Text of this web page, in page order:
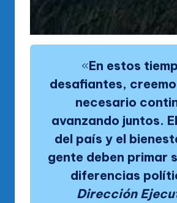
«En estos
desafiantes,
necesario
avanzando juntos.
del país y el
gente deben primar
diferencias
Dirección